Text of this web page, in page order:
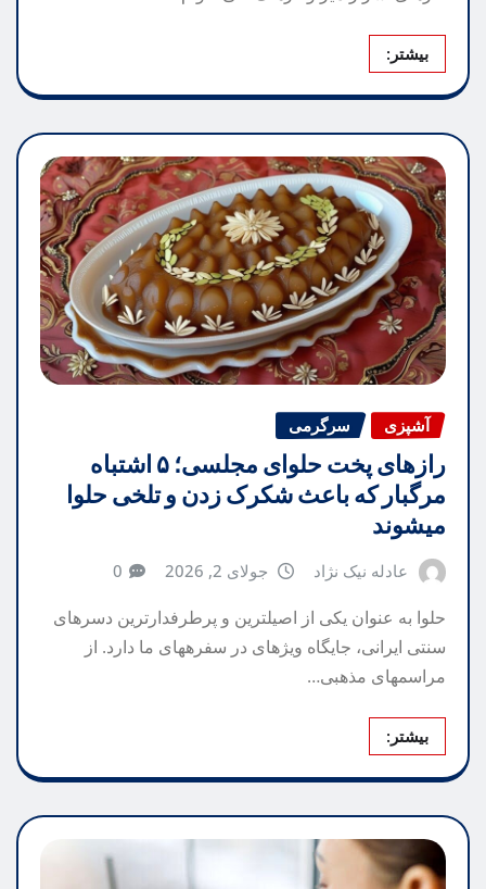
بیشتر:
آشپزی سرگرمی
رازهای پخت حلوای مجلسی؛ ۵ اشتباه
مرگبار که باعث شکرک زدن و تلخی حلوا
میشوند
عادله نیک نژاد جولای 2, 2026 0
حلوا به عنوان یکی از اصیلترین و پرطرفدارترین دسرهای
سنتی ایرانی، جایگاه ویژهای در سفرههای ما دارد. از
مراسمهای مذهبی…
بیشتر: